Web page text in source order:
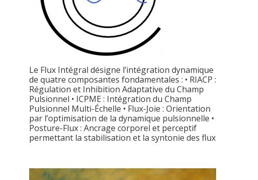
Le Flux Intégral désigne l’intégration dynamique
de quatre composantes fondamentales : • RIACP :
Régulation et Inhibition Adaptative du Champ
Pulsionnel • ICPME : Intégration du Champ
Pulsionnel Multi-Échelle • Flux-Joie : Orientation
par l’optimisation de la dynamique pulsionnelle •
Posture-Flux : Ancrage corporel et perceptif
permettant la stabilisation et la syntonie des flux